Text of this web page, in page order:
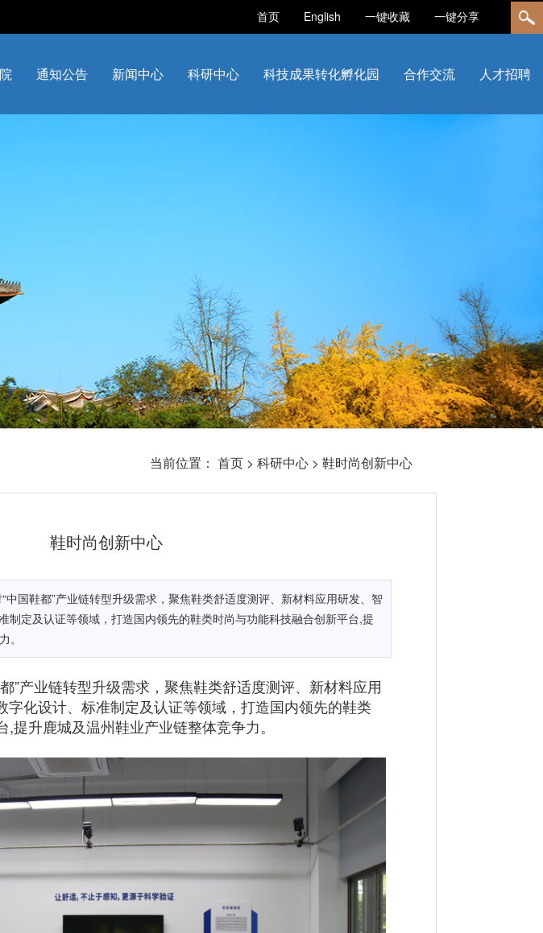
首页 English 一键收藏 一键分享
通知公告 新闻中心 科研中心 科技成果转化孵化园 合作交流 人才招聘
当前位置： 首页 > 科研中心 > 鞋时尚创新中心
鞋时尚创新中心
中国鞋都”产业链转型升级需求，聚焦鞋类舒适度测评、新材料应用研发、智
制定及认证等领域，打造国内领先的鞋类时尚与功能科技融合创新平台,提
。
”产业链转型升级需求，聚焦鞋类舒适度测评、新材料应用
字化设计、标准制定及认证等领域，打造国内领先的鞋类
提升鹿城及温州鞋业产业链整体竞争力。